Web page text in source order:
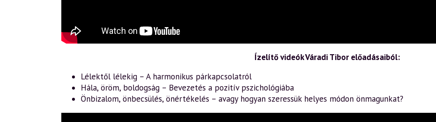
Ízelítő videók Váradi Tibor előadásaiból:
Lélektől lélekig – A harmonikus párkapcsolatról
Hála, öröm, boldogság – Bevezetés a pozitív pszichológiába
Önbizalom, önbecsülés, önértékelés – avagy hogyan szeressük helyes módon önmagunkat?